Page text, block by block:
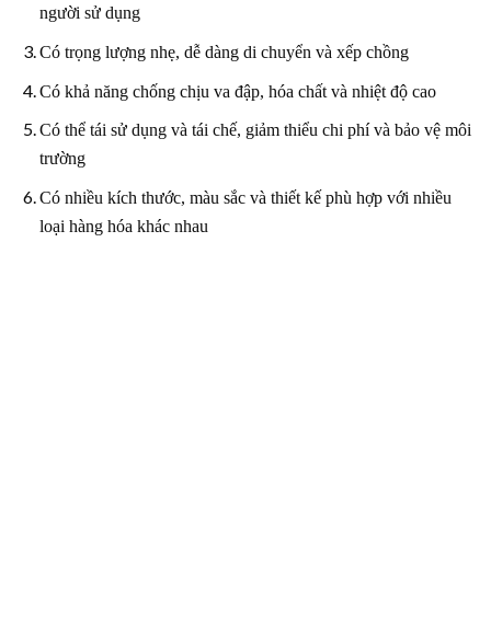
người sử dụng
Có trọng lượng nhẹ, dễ dàng di chuyển và xếp chồng
Có khả năng chống chịu va đập, hóa chất và nhiệt độ cao
Có thể tái sử dụng và tái chế, giảm thiểu chi phí và bảo vệ môi
trường
Có nhiều kích thước, màu sắc và thiết kế phù hợp với nhiều
loại hàng hóa khác nhau